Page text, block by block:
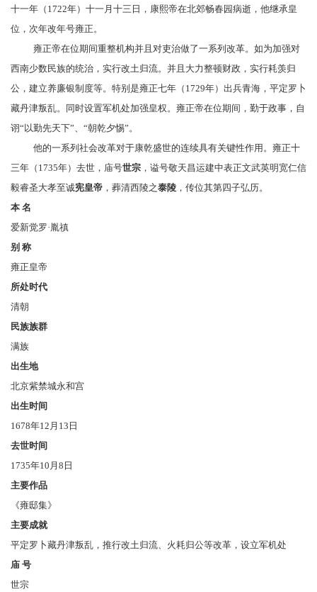
十一年（1722年）十一月十三日，康熙帝在北郊畅春园病逝，他继承皇
位，次年改年号雍正 。
雍正帝在位期间重整机构并且对吏治做了一系列改革。如为加强对
西南少数民族的统治，实行改土归流。并且大力整顿财政，实行耗羡归
公 ，建立养廉银制度等。特别是雍正七年（1729年）出兵青海 ，平定罗卜
藏丹津叛乱。同时设置军机处加强皇权。雍正帝在位期间，勤于政事，自
诩“以勤先天下”、“朝乾夕惕”。
他的一系列社会改革对于康乾盛世的连续具有关键性作用。雍正十
三年（1735年）去世，庙号世宗 ，谥号敬天昌运建中表正文武英明宽仁信
毅睿圣大孝至诚宪皇帝 ，葬清西陵之泰陵 ，传位其第四子弘历。
本 名
爱新觉罗·胤禛
别 称
雍正皇帝
所处时代
清朝
民族族群
满族
出生地
北京紫禁城永和宫
出生时间
1678年12月13日
去世时间
1735年10月8日
主要作品
《雍邸集》
主要成就
平定罗卜藏丹津叛乱，推行改土归流、火耗归公等改革，设立军机处
庙 号
世宗